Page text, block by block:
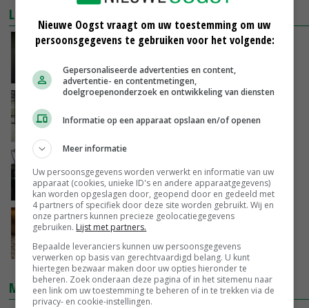
LEES OOK
Oesterzwam gaat in Doubleganger en
11-02-2020
telefoneerrust
toekomst
15-08-2019
Brussel verhoogt MRL van chloormequat in
oesterzwam
30-04-2019
MARKTPRIJZEN
Nieuwe Oogst vraagt om uw toestemming om uw
persoonsgegevens te gebruiken voor het volgende:
Gepersonaliseerde advertenties en content,
advertentie- en contentmetingen,
doelgroepenonderzoek en ontwikkeling van diensten
Informatie op een apparaat opslaan en/of openen
Meer informatie
Uw persoonsgegevens worden verwerkt en informatie van uw
apparaat (cookies, unieke ID's en andere apparaatgegevens)
kan worden opgeslagen door, geopend door en gedeeld met
4 partners of specifiek door deze site worden gebruikt. Wij en
onze partners kunnen precieze geolocatiegegevens
gebruiken. Lijst met partners.
Bepaalde leveranciers kunnen uw persoonsgegevens
verwerken op basis van gerechtvaardigd belang. U kunt
hiertegen bezwaar maken door uw opties hieronder te
beheren. Zoek onderaan deze pagina of in het sitemenu naar
een link om uw toestemming te beheren of in te trekken via de
privacy- en cookie-instellingen.